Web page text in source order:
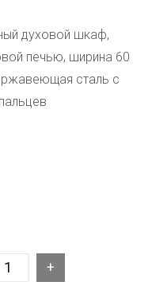
духовой шкаф,
печью, ширина 60
сталь с